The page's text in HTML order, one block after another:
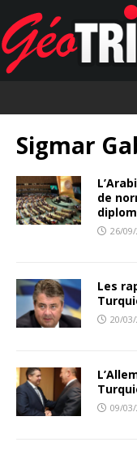
Sigmar
de
26/
Les
20/
09/